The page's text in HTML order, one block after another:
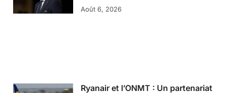
Août 6, 2026
Ryanair et l’ONMT : Un partenariat